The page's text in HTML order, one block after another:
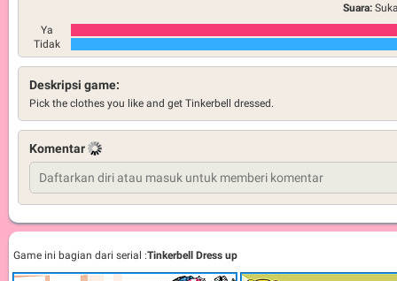
Suara:
Ya
Tidak
Deskripsi game:
Pick the clothes you like and get Tinkerbell dressed.
Komentar
Game ini bagian dari serial :Tinkerbell Dress up